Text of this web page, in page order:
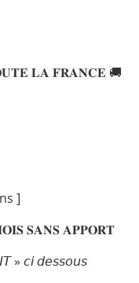
𝐋𝐀 𝐅𝐑𝐀𝐍𝐂𝐄 🚚
]
𝐒𝐀𝐍𝐒 𝐀𝐏𝐏𝐎𝐑𝐓
» 𝘤𝘪 𝘥𝘦𝘴𝘴𝘰𝘶𝘴